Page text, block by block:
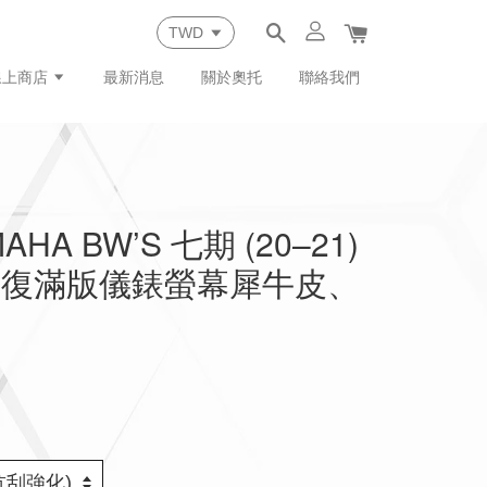
商店 最新消息 關於奧托 聯絡我們
BW’S 七期 (20–21)
滿版儀錶螢幕犀牛皮、